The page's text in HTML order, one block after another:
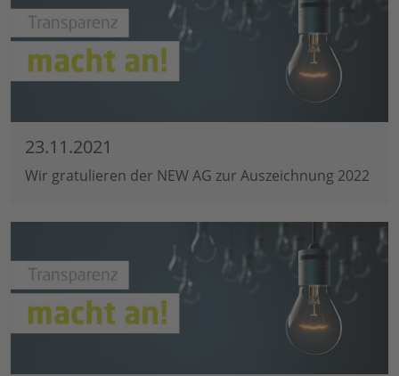
23.11.2021
Wir gratulieren der NEW AG zur Auszeichnung 2022